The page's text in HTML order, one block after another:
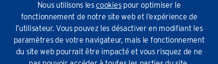
Politique environnementale Conditions Générales
Confidentialité
Cookies
© Lindapter International 2026. Tous droits réservés.
Nous utilisons lescookiespour optimiser le
fonctionnement de notre site web et l’expérience de
l’utilisateur. Vous pouvez les désactiver en modifiant les
paramètres de votre navigateur, mais le fonctionnement
du site web pourrait être impacté et vous risquez de ne